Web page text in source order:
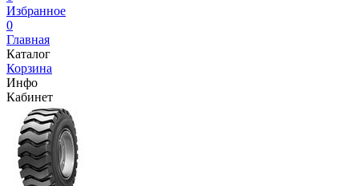
Избранное
0
Главная
Каталог
Корзина
Инфо
Кабинет